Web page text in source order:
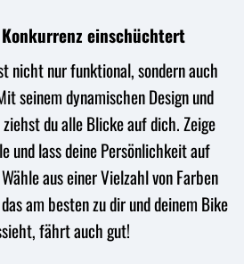
einschüchtert
nicht nur funktional, sondern auch
seinem dynamischen Design und
du alle Blicke auf dich. Zeige
und lass deine Persönlichkeit auf
aus einer Vielzahl von Farben
am besten zu dir und deinem Bike
fährt auch gut!